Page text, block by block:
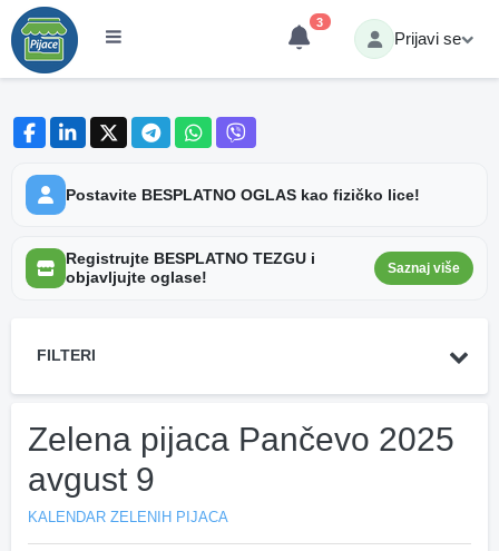
3
Prijavi se
Postavite BESPLATNO OGLAS kao fizičko lice!
Registrujte BESPLATNO TEZGU i
objavljujte oglase!
Saznaj više
FILTERI
Zelena pijaca Pančevo 2025
avgust 9
KALENDAR ZELENIH PIJACA